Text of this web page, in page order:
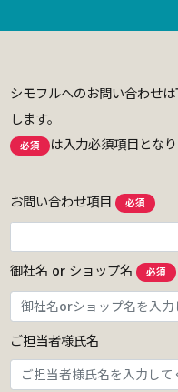
シモフルへのお問い合わせ
します。
必須 は入力必須項目となり
お問い合わせ項目 必須
御社名 or ショップ名 必須
ご担当者様氏名